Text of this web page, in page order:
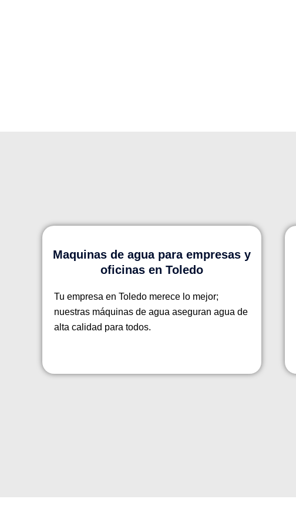
Maquinas de agua para empresas y
oficinas en Toledo
Tu empresa en Toledo merece lo mejor;
nuestras máquinas de agua aseguran agua de
alta calidad para todos.